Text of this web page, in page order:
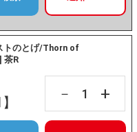
トのとげ/Thorn of
茶R
－ +